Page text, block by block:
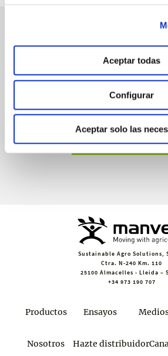
Aceptar todas
Configurar
Aceptar solo las
manvert
croptology
Recibe invitaciones exclusivas a
webinars, asesoramiento técnico y
Únete a croptology
Sustainable Agro Solutions,
Ctra. N-240 Km. 110
25100 Almacelles - Lleida –
+34 973 190 707
Productos Ensayos
Nosotros Hazte distribuidor